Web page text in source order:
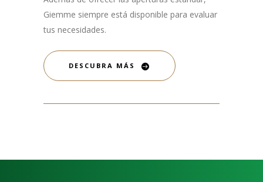
Giemme siempre está disponible para evaluar
tus necesidades.
DESCUBRA MÁS